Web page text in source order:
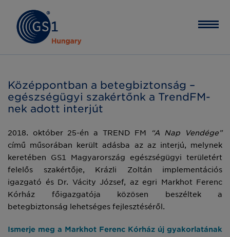
Középpontban a betegbiztonság –
egészségügyi szakértőnk a TrendFM-
nek adott interjút
2018. október 25-én a TREND FM
“A Nap Vendége”
című műsorában került adásba az az interjú, melynek
keretében GS1 Magyarország egészségügyi területért
felelős szakértője, Krázli Zoltán implementációs
igazgató és Dr. Vácity József, az egri Markhot Ferenc
Kórház főigazgatója közösen beszéltek a
betegbiztonság lehetséges fejlesztéséről.
Ismerje meg a Markhot Ferenc Kórház új gyakorlatának